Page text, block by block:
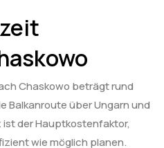
Chaskowo beträgt rund
Balkanroute über Ungarn und
der Hauptkostenfaktor,
wie möglich planen.